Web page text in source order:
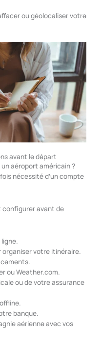
ou géolocaliser votre
avant le départ
aéroport américain ?
nécessité d’un compte
configurer avant de
organiser votre itinéraire.
ou Weather.com.
ou de votre assurance
banque.
aérienne avec vos